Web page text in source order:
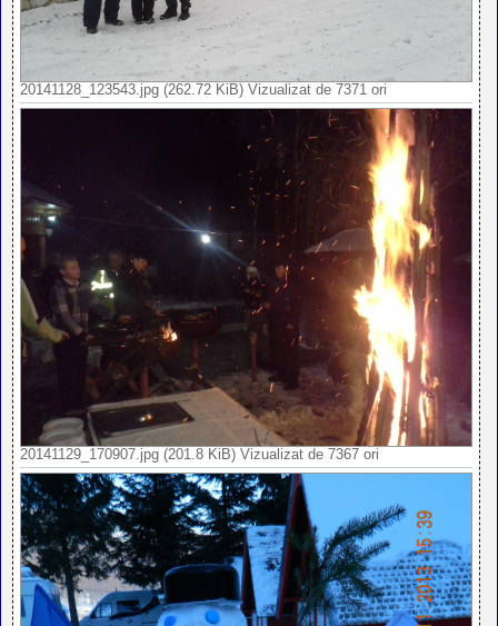
20141128_123543.jpg (262.72 KiB) Vizualizat de 7371 ori
20141129_170907.jpg (201.8 KiB) Vizualizat de 7367 ori